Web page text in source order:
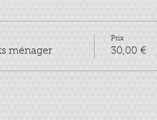
ménager
Prix
30,00 €